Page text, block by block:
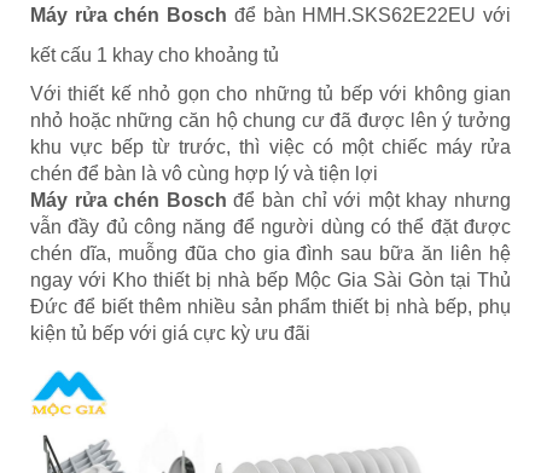
Máy rửa chén Bosch để bàn HMH.SKS62E22EU với
kết cấu 1 khay cho khoảng tủ
Với thiết kế nhỏ gọn cho những tủ bếp với không gian
nhỏ hoặc những căn hộ chung cư đã được lên ý tưởng
khu vực bếp từ trước, thì việc có một chiếc máy rửa
chén để bàn là vô cùng hợp lý và tiện lợi
Máy rửa chén Bosch để bàn chỉ với một khay nhưng
vẫn đầy đủ công năng để người dùng có thể đặt được
chén dĩa, muỗng đũa cho gia đình sau bữa ăn liên hệ
ngay với Kho thiết bị nhà bếp Mộc Gia Sài Gòn tại Thủ
Đức để biết thêm nhiều sản phẩm thiết bị nhà bếp, phụ
kiện tủ bếp với giá cực kỳ ưu đãi